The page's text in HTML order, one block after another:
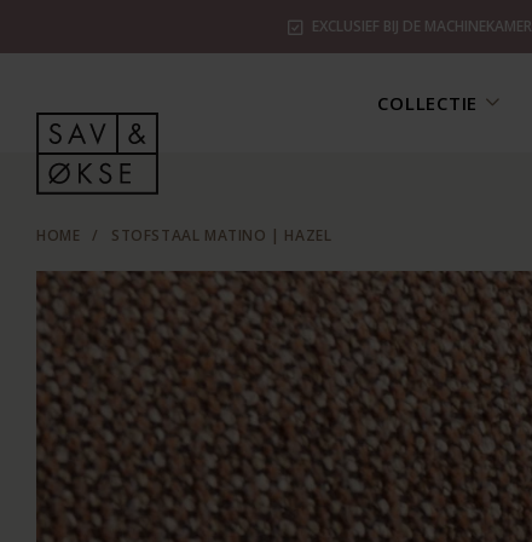
EXCLUSIEF BIJ DE MACHINEKAMER
COLLECTIE
HOME / STOFSTAAL MATINO | HAZEL